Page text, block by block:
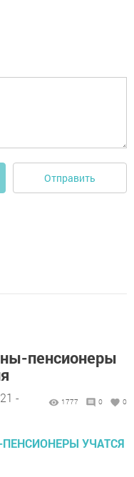
Отправить
пенсионеры
-
1777 0 0